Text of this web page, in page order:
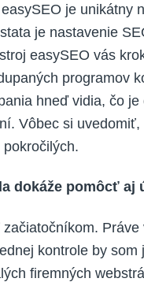
je unikátny
je nastavenie
easySEO vás
programov
hneď vidia, čo
Vôbec si
dokáže pomôcť
Práve
kontrole by
firemných